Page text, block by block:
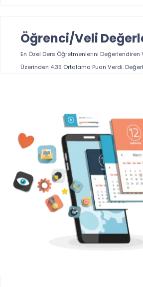
Öğrenci/Veli
En Özel Ders Öğretmenlerini Değerlendiren
Üzerinden 4.35 Ortalama Puan Verdi.